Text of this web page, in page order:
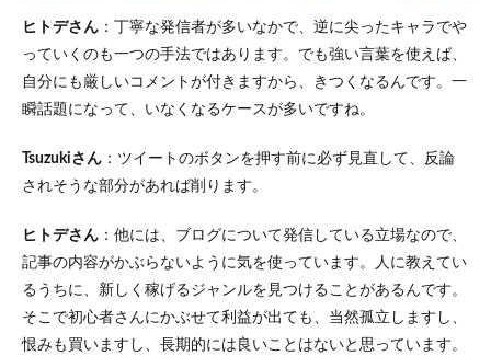
ヒトデさん ：丁寧な発信者が多いなかで、逆に尖ったキャラでや
っていくのも一つの手法ではあります。でも強い言葉を使えば、
自分にも厳しいコメントが付きますから、きつくなるんです。一
瞬話題になって、いなくなるケースが多いですね。
Tsuzukiさん ：ツイートのボタンを押す前に必ず見直して、反論
されそうな部分があれば削ります。
ヒトデさん ：他には、ブログについて発信している立場なので、
記事の内容がかぶらないように気を使っています。人に教えてい
るうちに、新しく稼げるジャンルを見つけることがあるんです。
そこで初心者さんにかぶせて利益が出ても、当然孤立しますし、
恨みも買いますし、長期的には良いことはないと思っています。